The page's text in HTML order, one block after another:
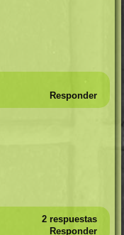
Responder
2 respuestas
Responder